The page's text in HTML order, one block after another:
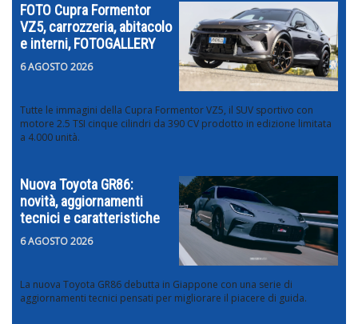
FOTO Cupra Formentor
VZ5, carrozzeria, abitacolo
e interni, FOTOGALLERY
6 AGOSTO 2026
Tutte le immagini della Cupra Formentor VZ5, il SUV sportivo con
motore 2.5 TSI cinque cilindri da 390 CV prodotto in edizione limitata
a 4.000 unità.
Nuova Toyota GR86:
novità, aggiornamenti
tecnici e caratteristiche
6 AGOSTO 2026
La nuova Toyota GR86 debutta in Giappone con una serie di
aggiornamenti tecnici pensati per migliorare il piacere di guida.